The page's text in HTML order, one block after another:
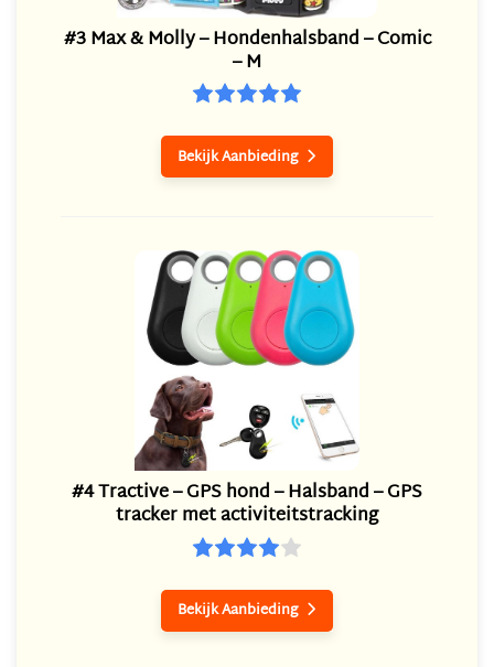
#3 Max & Molly – Hondenhalsband – Comic
– M
Bekijk Aanbieding 
#4 Tractive – GPS hond – Halsband – GPS
tracker met activiteitstracking
Bekijk Aanbieding 